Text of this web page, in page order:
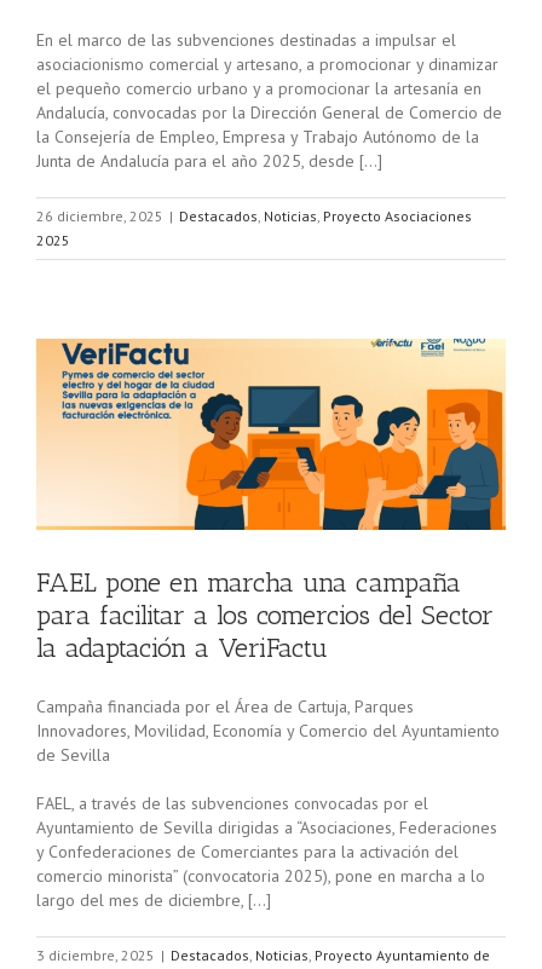
En el marco de las subvenciones destinadas a impulsar el
asociacionismo comercial y artesano, a promocionar y dinamizar
el pequeño comercio urbano y a promocionar la artesanía en
Andalucía, convocadas por la Dirección General de Comercio de
la Consejería de Empleo, Empresa y Trabajo Autónomo de la
Junta de Andalucía para el año 2025, desde […]
26 diciembre, 2025 | Destacados, Noticias, Proyecto Asociaciones
2025
FAEL pone en marcha una campaña
para facilitar a los comercios del Sector
la adaptación a VeriFactu
Campaña financiada por el Área de Cartuja, Parques
Innovadores, Movilidad, Economía y Comercio del Ayuntamiento
de Sevilla
FAEL, a través de las subvenciones convocadas por el
Ayuntamiento de Sevilla dirigidas a “Asociaciones, Federaciones
y Confederaciones de Comerciantes para la activación del
comercio minorista” (convocatoria 2025), pone en marcha a lo
largo del mes de diciembre, […]
3 diciembre, 2025 | Destacados, Noticias, Proyecto Ayuntamiento de